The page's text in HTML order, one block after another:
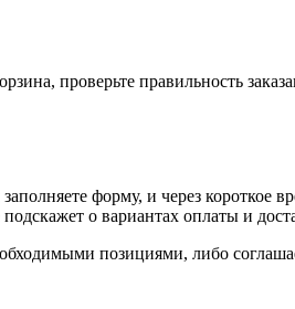
проверьте правильность
форму, и через короткое
о вариантах оплаты и
позициями, либо